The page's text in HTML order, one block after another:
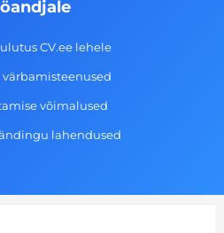
CV.ee lehele
värbamisteenused
võimalused
lahendused